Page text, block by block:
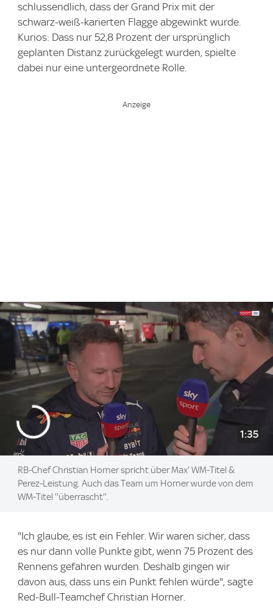
schlussendlich, dass der Grand Prix mit der
schwarz-weiß-karierten Flagge abgewinkt wurde.
Kurios: Dass nur 52,8 Prozent der ursprünglich
geplanten Distanz zurückgelegt wurden, spielte
dabei nur eine untergeordnete Rolle.
1:35
RB-Chef Christian Horner spricht über Max' WM-Titel &
Perez-Leistung. Auch das Team um Horner wurde von dem
WM-Titel ''überrascht''.
"Ich glaube, es ist ein Fehler. Wir waren sicher, dass
es nur dann volle Punkte gibt, wenn 75 Prozent des
Rennens gefahren wurden. Deshalb gingen wir
davon aus, dass uns ein Punkt fehlen würde", sagte
Red-Bull-Teamchef Christian Horner.